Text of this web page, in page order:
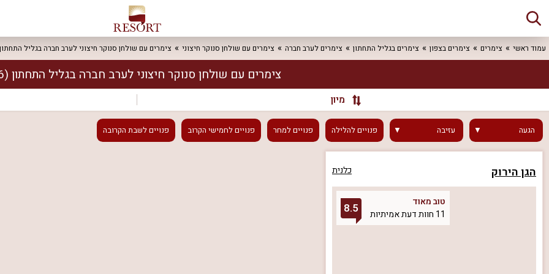
עמוד ראשי צימרים צימרים בצפון צימרים בגליל התחתון צימרים לערב חברה צימרים עם שולחן סנוקר חיצוני צימרים עם שולחן סנוקר חיצוני לערב חברה בגליל התחתון
צימרים עם שולחן סנוקר חיצוני לערב חברה בגליל התחתון (6)
מיון
הגעה עזיבה פנוייםלהלילה פנוייםלמחר פנוייםלחמישי הקרוב פנוייםלשבת הקרובה
הגן הירוק כלנית
טוב מאוד
11 חוות דעת אמיתיות
8.5